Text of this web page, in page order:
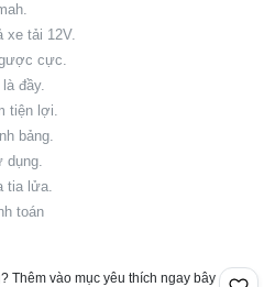
xe tải 12V.
cực.
đầy.
tiện lợi.
bảng.
dụng.
tia lửa.
toán
Thêm vào mục yêu thích ngay bây